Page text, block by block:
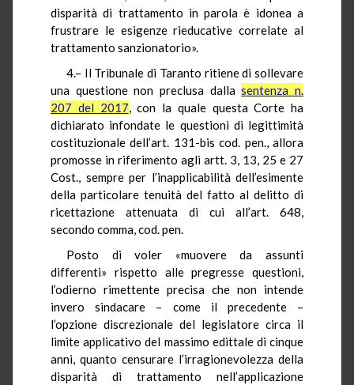
disparità di trattamento in parola è idonea a
frustrare le esigenze rieducative correlate al
trattamento sanzionatorio».
4.– Il Tribunale di Taranto ritiene di sollevare
una questione non preclusa dallasentenza n.
207 del 2017, con la quale questa Corte ha
dichiarato infondate le questioni di legittimità
costituzionale dell’art. 131-bis cod. pen., allora
promosse in riferimento agli artt. 3, 13, 25 e 27
Cost., sempre per l’inapplicabilità dell’esimente
della particolare tenuità del fatto al delitto di
ricettazione attenuata di cui all’art. 648,
secondo comma, cod. pen.
Posto di voler «muovere da assunti
differenti» rispetto alle pregresse questioni,
l’odierno rimettente precisa che non intende
invero sindacare – come il precedente –
l’opzione discrezionale del legislatore circa il
limite applicativo del massimo edittale di cinque
anni, quanto censurare l’irragionevolezza della
disparità di trattamento nell’applicazione